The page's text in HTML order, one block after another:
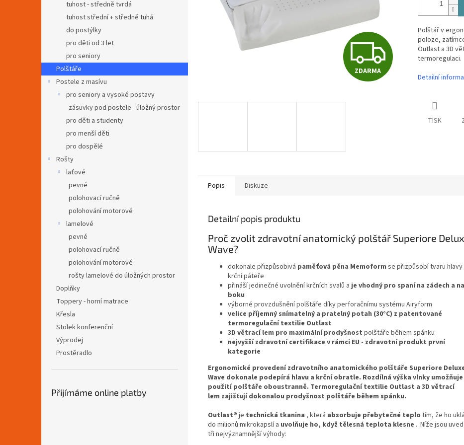
tuhost - středně tvrdá
tuhost střední + středně tuhá
do postýlky
pro děti od 3 let
pro seniory
Polštáře
Postele z masívu
pro seniory a vysoké postavy
zásuvky pod postele - úložný prostor
pro děti a studenty
pro menší děti
pro dospělé
Rošty
laťové
pevné
polohovací ručně
polohování motorové
lamelové
pevné
polohovací ručně
polohování motorové
rošty lamelové do úložných prostor
Doplňky
Toppery - horní matrace
Křesla
Stolek konferenční
Výprodej
Prostěradlo
Přijímáme online platby
Z
D
A
ZDARMA
Polštář v
poloze,
Outlast a 3D
termoregulaci.
Detailní
TISK
Popis Diskuze
Detailní popis produktu
Proč zvolit zdravotní anatomický polštář Superiore
Wave?
dokonale přizpůsobivá paměťová pěna Memoform se přizpůsobí tvaru hlavy
krční páteře
přináší jedinečné uvolnění krčních svalů a je vhodný pro spaní na zádech a na
boku
výborné provzdušnění polštáře díky perforačnímu systému Airyform
velice příjemný snímatelný a pratelný potah (30°C) z patentované
termoregulační textilie Outlast
3D větrací lem pro maximální prodyšnost polštáře během spánku
nejvyšší zdravotní certifikace v rámci EU - zdravotní produkt první
kategorie
Ergonomické provedení zdravotního anatomického polštáře Superiore
Wave dokonale podepírá hlavu a krční obratle. Rozdílná výška vlnky umožňuje
použití polštáře oboustranně. Termoregulační textilie Outlast a 3D větrací
lem zajišťují dokonalou prodyšnost polštáře během spánku.
Outlast® je technická tkanina , která absorbuje přebytečné teplo tím, že ho
do milionů mikrokapslí a uvolňuje ho, když tělesná teplota klesne . Níže jsou
tři nejvýznamnější výhody: